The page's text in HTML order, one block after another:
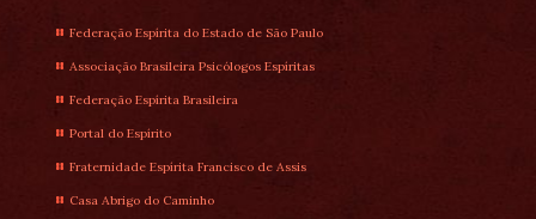
Federação Espírita do Estado de São Paulo
Associação Brasileira Psicólogos Espíritas
Federação Espírita Brasileira
Portal do Espírito
Fraternidade Espírita Francisco de Assis
Casa Abrigo do Caminho